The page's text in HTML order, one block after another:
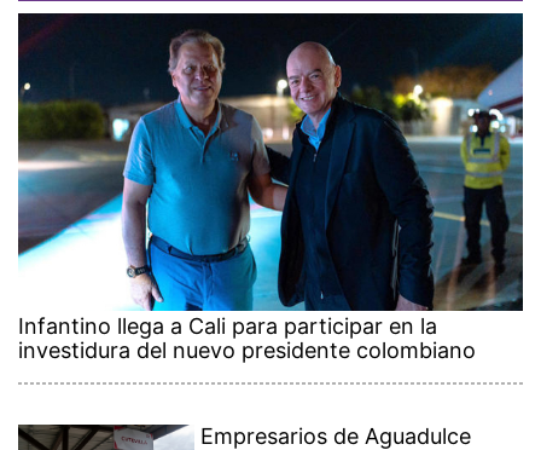
Infantino llega a Cali para participar en la
investidura del nuevo presidente colombiano
Empresarios de Aguadulce